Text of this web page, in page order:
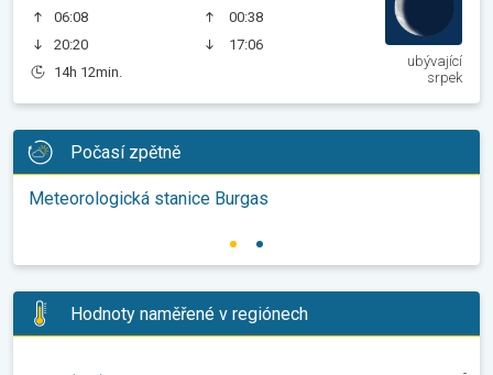
06:08
20:20
14h 12min.
00:38
17:06
ubývající
srpek
Počasí zpětně
Meteorologická stanice Burgas
Hodnoty naměřené v regiónech